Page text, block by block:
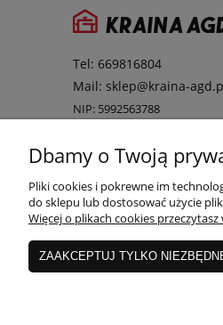
Tel: 669816804
Mail: sklep@kraina-
NIP: 5992563788
66-500 Strzelce Krajeńskie
Dbamy o Twoją
Pliki cookies i pokrewne im
do sklepu lub dostosować użycie
Więcej o plikach cookies
ZAAKCEPTUJ TYLKO